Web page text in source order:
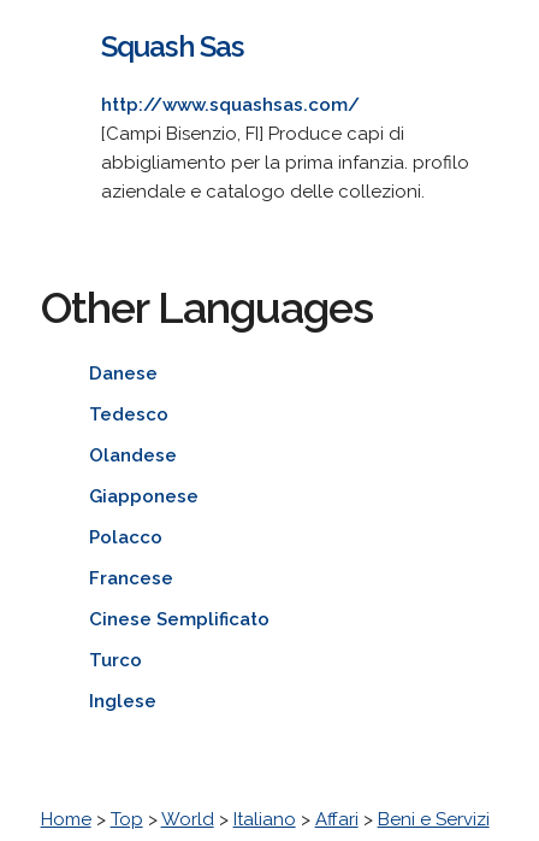
Squash Sas
http://www.squashsas.com/
[Campi Bisenzio, FI] Produce capi di
abbigliamento per la prima infanzia. profilo
aziendale e catalogo delle collezioni.
Other Languages
Danese
Tedesco
Olandese
Giapponese
Polacco
Francese
Cinese Semplificato
Turco
Inglese
Home> Top >World> Italiano > Affari > Beni e Servizi